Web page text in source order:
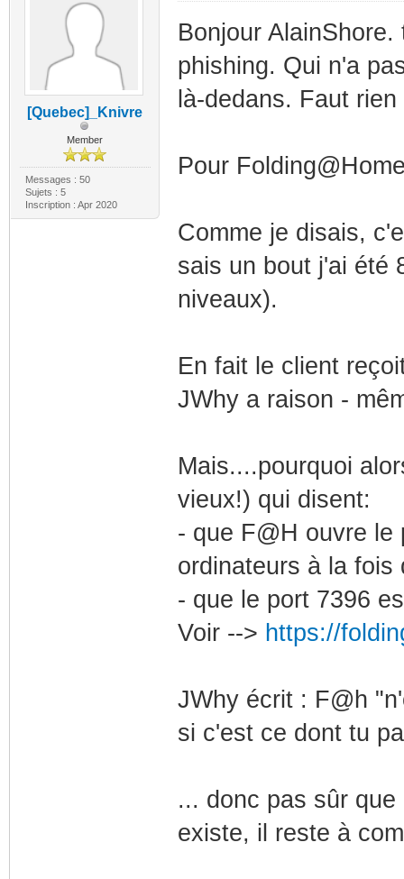
[Quebec]_Knivre
Member
Messages : 50
Sujets : 5
Inscription : Apr 2020
Bonjour
phishing. Qui n'a
là-dedans. Faut
Pour
Comme je disais,
sais un bout j'ai été
niveaux).
En fait le client
JWhy a raison -
Mais....pourquoi
vieux!) qui disent:
- que F@H ouvre le
ordinateurs à la fois
- que le port 7396
Voir --> https://
JWhy écrit : F@h
si c'est ce dont tu
... donc pas sûr
existe, il reste à